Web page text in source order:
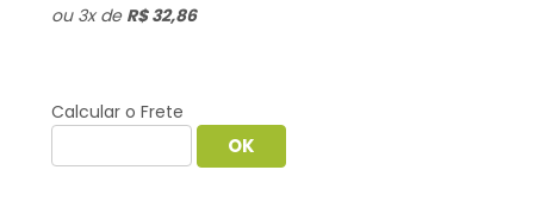
ou 3xde R$ 32,86
Calcular o Frete